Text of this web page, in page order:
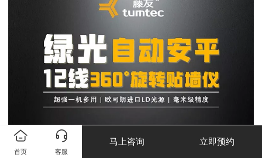
首页 客服
马上咨询 立即预约